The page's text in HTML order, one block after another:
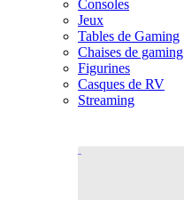
Consoles
Jeux
Tables de Gaming
Chaises de gaming
Figurines
Casques de RV
Streaming